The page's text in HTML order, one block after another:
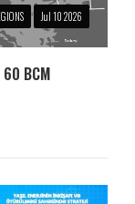
Jul 10 2026
60 BCM